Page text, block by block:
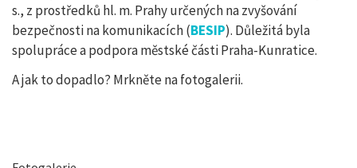
s., z prostředků hl. m. Prahy určených na zvyšování
bezpečnosti na komunikacích (BESIP). Důležitá byla
spolupráce a podpora městské části Praha-Kunratice.
A jak to dopadlo? Mrkněte na fotogalerii.